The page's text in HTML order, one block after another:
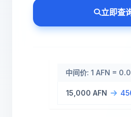
立即查
中间价: 1 AFN =
15,000 AFN